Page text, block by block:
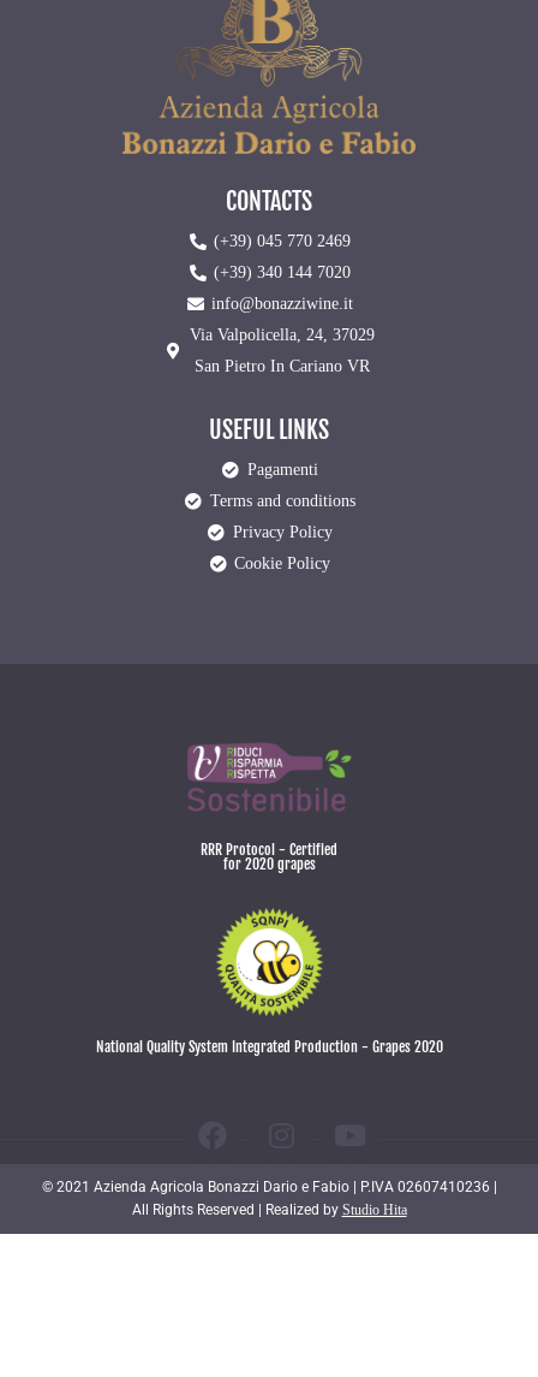
CONTACTS
(+39) 045 770 2469
(+39) 340 144 7020
info@bonazziwine.it
Via Valpolicella, 24, 37029
San Pietro In Cariano VR
USEFUL LINKS
Pagamenti
Terms and conditions
Privacy Policy
Cookie Policy
RRR Protocol - Certified
for 2020 grapes
National Quality System Integrated Production - Grapes 2020
© 2021 Azienda Agricola Bonazzi Dario e Fabio | P.IVA 02607410236 |
All Rights Reserved | Realized by Studio Hita